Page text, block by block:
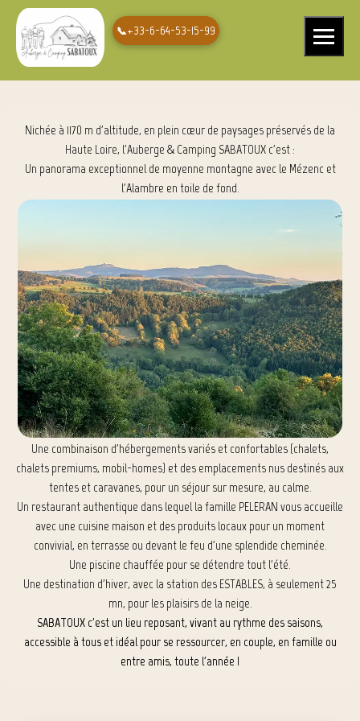
Ouvrir le
+33-6-64-53-15-99
AUBERGE & CAMPING SABATOUX à
Montusclat en Haute-Loire, Auvergne
Nichée à 1170 m d'altitude, en plein cœur de paysages préservés de la
Haute Loire, l'Auberge & Camping SABATOUX c'est :
Un panorama exceptionnel de moyenne montagne avec le Mézenc et
l'Alambre en toile de fond.
Une combinaison d'hébergements variés et confortables (chalets,
chalets premiums, mobil-homes) et des emplacements nus destinés aux
tentes et caravanes, pour un séjour sur mesure, au calme.
Un restaurant authentique dans lequel la famille PELERAN vous accueille
avec une cuisine maison et des produits locaux pour un moment
convivial, en terrasse ou devant le feu d'une splendide cheminée.
Une piscine chauffée pour se détendre tout l'été.
Une destination d'hiver, avec la station des ESTABLES, à seulement 25
mn, pour les plaisirs de la neige.
SABATOUX c'est un lieu reposant, vivant au rythme des saisons,
accessible à tous et idéal pour se ressourcer, en couple, en famille ou
entre amis, toute l'année !